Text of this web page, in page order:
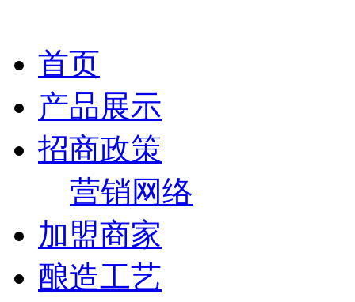
首页
产品展示
招商政策
营销网络
加盟商家
酿造工艺